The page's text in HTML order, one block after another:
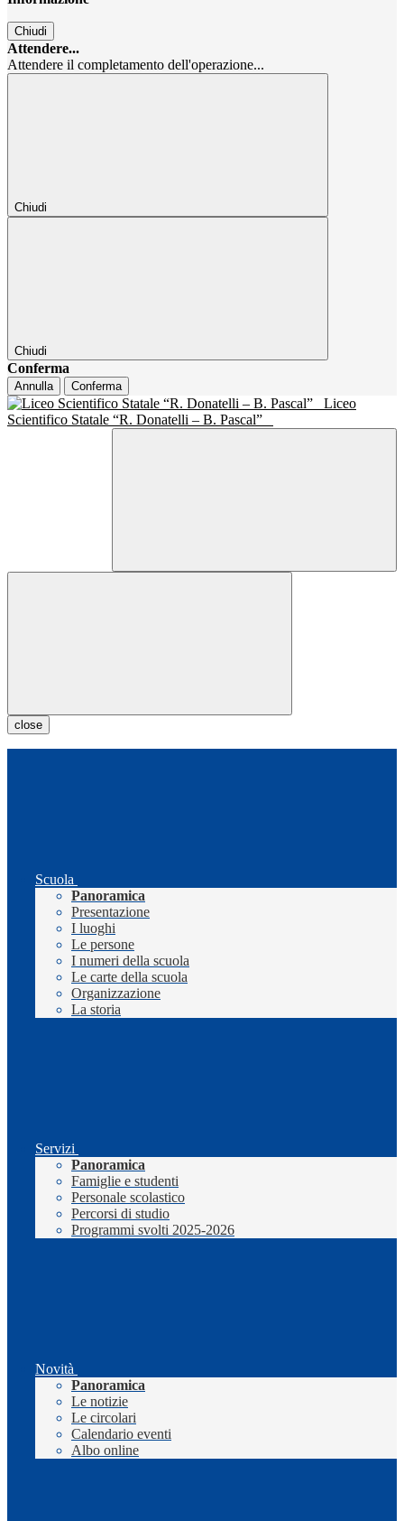
Chiudi
Attendere...
Attendere il completamento dell'operazione...
Chiudi
Chiudi
Conferma
Annulla Conferma
Liceo
Scientifico Statale “R. Donatelli – B. Pascal”
close
Scuola
Panoramica
Presentazione
I luoghi
Le persone
I numeri della scuola
Le carte della scuola
Organizzazione
La storia
Servizi
Panoramica
Famiglie e studenti
Personale scolastico
Percorsi di studio
Programmi svolti 2025-2026
Novità
Panoramica
Le notizie
Le circolari
Calendario eventi
Albo online